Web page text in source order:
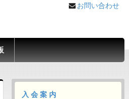
お問い合わせ
入 会 案 内